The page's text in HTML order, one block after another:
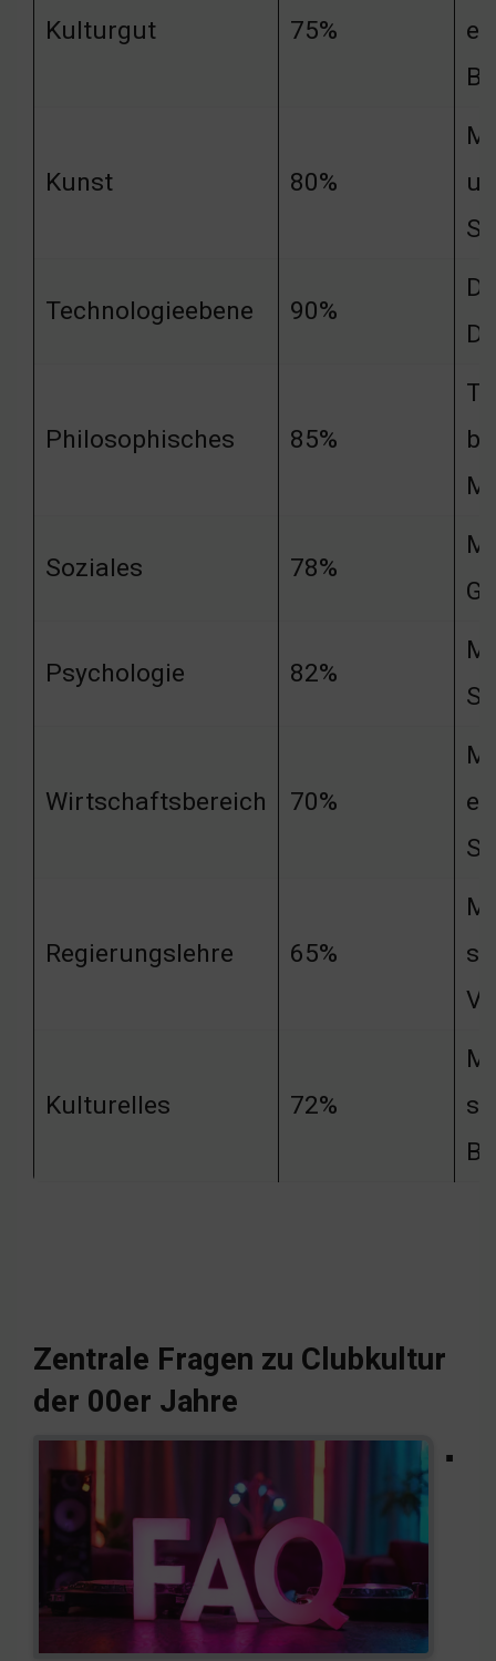
Kulturgut 75%
Kunst 80%
Technologieebene 90%
Philosophisches 85%
Soziales 78%
Psychologie 82%
Wirtschaftsbereich 70%
Regierungslehre 65%
Kulturelles 72%
Zentrale Fragen zu Clubkultur
der 00er Jahre
▪